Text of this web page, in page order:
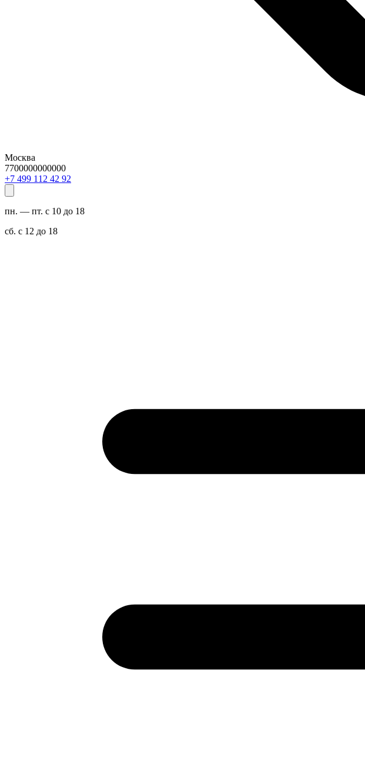
Москва
7700000000000
29 24 211 994 7+
пн. — пт. с 10 до 18
сб. с 12 до 18